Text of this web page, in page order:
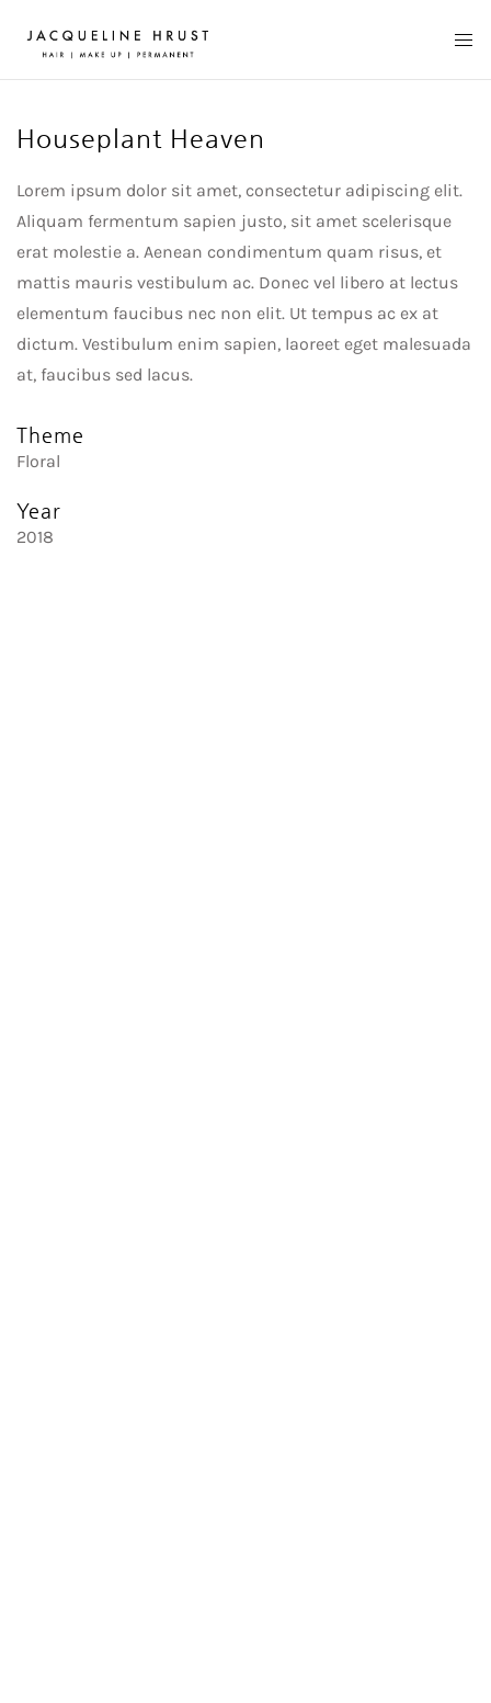
Houseplant Heaven
Lorem ipsum dolor sit amet, consectetur adipiscing elit.
Aliquam fermentum sapien justo, sit amet scelerisque
erat molestie a. Aenean condimentum quam risus, et
mattis mauris vestibulum ac. Donec vel libero at lectus
elementum faucibus nec non elit. Ut tempus ac ex at
dictum. Vestibulum enim sapien, laoreet eget malesuada
at, faucibus sed lacus.
Theme
Floral
Year
2018